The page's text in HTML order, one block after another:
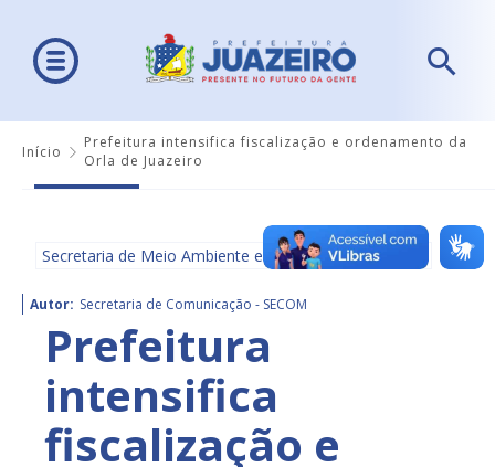
Início
Prefeitura intensifica fiscalização e ordenamento da
Orla de Juazeiro
Secretaria de Meio Ambiente e Ordenamento Urbano
Autor: Secretaria de Comunicação - SECOM
Prefeitura
intensifica
fiscalização e